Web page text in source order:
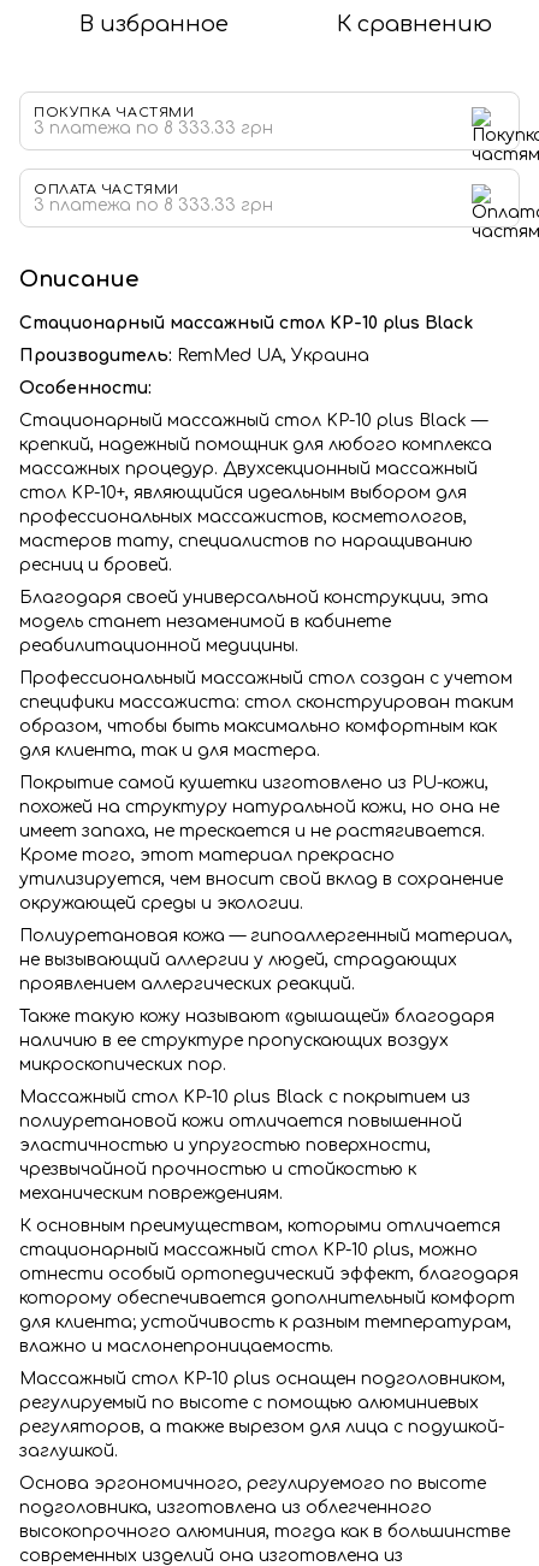
В избранное К сравнению
ПОКУПКА ЧАСТЯМИ
3 платежа по 8 333.33 грн
ОПЛАТА ЧАСТЯМИ
3 платежа по 8 333.33 грн
Описание
Стационарный массажный стол KP-10 plus Black
Производитель: RemMed UA, Украина
Особенности:
Стационарный массажный стол KP-10 plus Black —
крепкий, надежный помощник для любого комплекса
массажных процедур. Двухсекционный массажный
стол KP-10+, являющийся идеальным выбором для
профессиональных массажистов, косметологов,
мастеров тату, специалистов по наращиванию
ресниц и бровей.
Благодаря своей универсальной конструкции, эта
модель станет незаменимой в кабинете
реабилитационной медицины.
Профессиональный массажный стол создан с учетом
специфики массажиста: стол сконструирован таким
образом, чтобы быть максимально комфортным как
для клиента, так и для мастера.
Покрытие самой кушетки изготовлено из PU-кожи,
похожей на структуру натуральной кожи, но она не
имеет запаха, не трескается и не растягивается.
Кроме того, этот материал прекрасно
утилизируется, чем вносит свой вклад в сохранение
окружающей среды и экологии.
Полиуретановая кожа — гипоаллергенный материал,
не вызывающий аллергии у людей, страдающих
проявлением аллергических реакций.
Также такую кожу называют «дышащей» благодаря
наличию в ее структуре пропускающих воздух
микроскопических пор.
Массажный стол KP-10 plus Black с покрытием из
полиуретановой кожи отличается повышенной
эластичностью и упругостью поверхности,
чрезвычайной прочностью и стойкостью к
механическим повреждениям.
К основным преимуществам, которыми отличается
стационарный массажный стол KP-10 plus, можно
отнести особый ортопедический эффект, благодаря
которому обеспечивается дополнительный комфорт
для клиента; устойчивость к разным температурам,
влажно и маслонепроницаемость.
Массажный стол KP-10 plus оснащен подголовником,
регулируемый по высоте с помощью алюминиевых
регуляторов, а также вырезом для лица с подушкой-
заглушкой.
Основа эргономичного, регулируемого по высоте
подголовника, изготовлена из облегченного
высокопрочного алюминия, тогда как в большинстве
современных изделий она изготовлена из